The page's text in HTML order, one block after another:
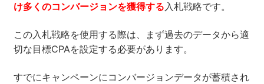
け多くのコンバージョンを獲得する入札戦略です。
この入札戦略を使用する際は、まず過去のデータから適
切な目標CPAを設定する必要があります。
すでにキャンペーンにコンバージョンデータが蓄積され